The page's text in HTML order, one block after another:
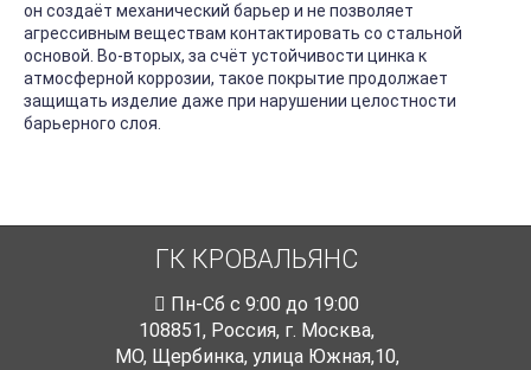
он создаёт механический барьер и не позволяет
агрессивным веществам контактировать со стальной
основой. Во-вторых, за счёт устойчивости цинка к
атмосферной коррозии, такое покрытие продолжает
защищать изделие даже при нарушении целостности
барьерного слоя.
ГК КРОВАЛЬЯНС
Пн-Cб с 9:00 до 19:00
108851, Россия, г. Москва,
МО, Щербинка, улица Южная,10,